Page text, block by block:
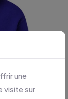
une
visite sur